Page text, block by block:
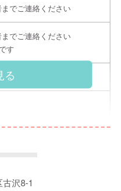
る
でご連絡ください
でご連絡ください
す
でご連絡ください
沢8-1